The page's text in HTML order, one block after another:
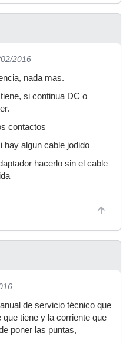
2016
nada mas.
si continua DC o
contactos
hay algun cable jodido
hacerlo sin el cable
de servicio técnico que
tiene y la corriente que
poner las puntas,